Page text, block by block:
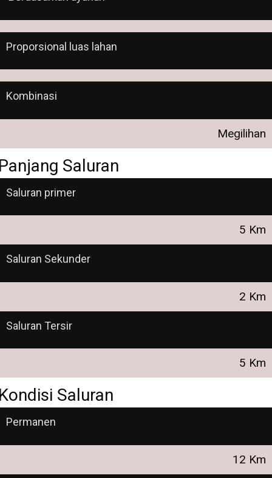
Proporsional luas lahan
Kombinasi
Megilihan
Saluran
Saluran primer
5 Km
Saluran Sekunder
2 Km
Saluran Tersir
5 Km
Saluran
Permanen
12 Km